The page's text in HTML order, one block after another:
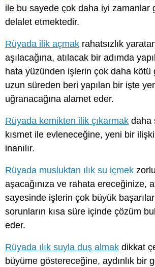
ile bu sayede çok daha iyi zamanlar
delalet etmektedir.
Rüyada ilik açmak rahatsızlık
aşılacağına, atılacak bir adımda
hata yüzünden işlerin çok daha kötü
uzun süreden beri yapılan bir işte
uğranacağına alamet eder.
Rüyada kemikten ilik çıkarmak daha
kısmet ile evleneceğine, yeni bir
inanılır.
Rüyada musluktan ılık su içmek
aşacağınıza ve rahata ereceğinize,
sayesinde işlerin çok büyük
sorunların kısa süre içinde çözüm
eder.
Rüyada ılık suyla duş almak dikkat
büyüme göstereceğine, aydınlık bir